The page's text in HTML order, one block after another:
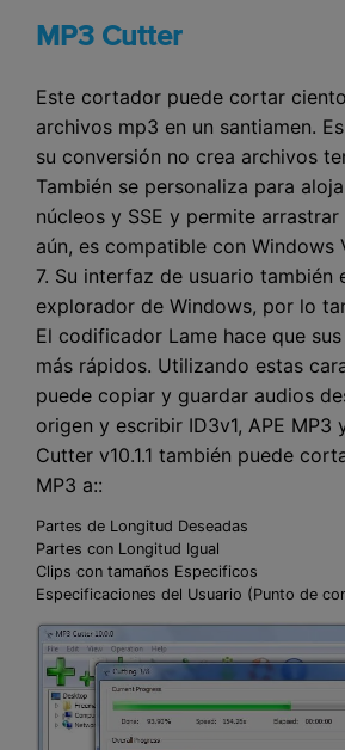
MP3 Cutter
Este cortador puede cortar
archivos mp3 en un santiamen.
su conversión no crea archivos
También se personaliza para
núcleos y SSE y permite
aún, es compatible con Windows
7. Su interfaz de usuario también
explorador de Windows, por lo
El codificador Lame hace que
más rápidos. Utilizando estas
puede copiar y guardar audios
origen y escribir ID3v1, APE MP3
Cutter v10.1.1 también puede
MP3 a::
Partes de Longitud Deseadas
Partes con Longitud Igual
Clips con tamaños Especificos
Especificaciones del Usuario (Punto de